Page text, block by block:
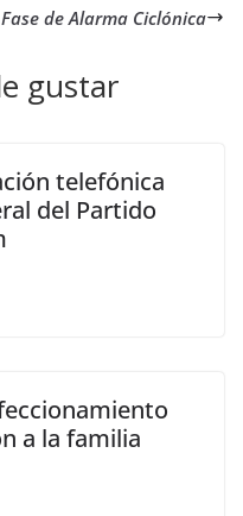
de Alarma Ciclónica
gustar
telefónica
del Partido
a la familia